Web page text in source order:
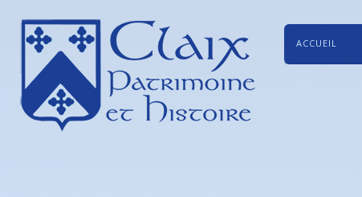
ACCUEIL